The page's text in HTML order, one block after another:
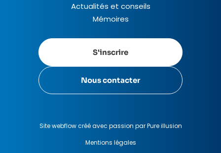
Actualités et conseils
Mémoires
S'inscrire
Nous contacter
Site webflow créé avec passion par Pure illusion
Mentions légales